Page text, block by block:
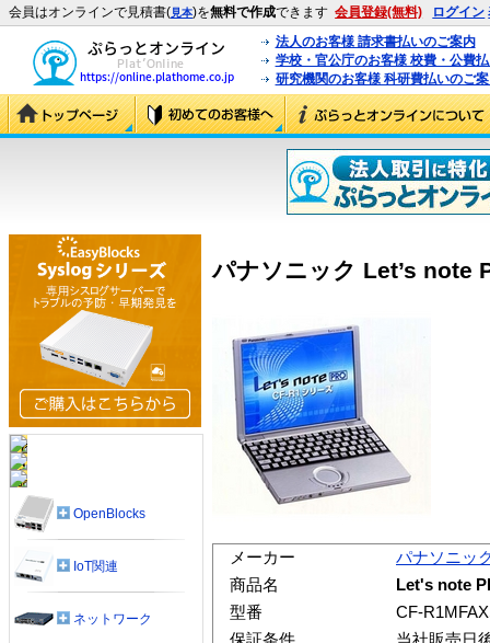
会員はオンラインで見積書(見本)を無料で作成できます 会員登録(無料) ログイン
法人のお客様 請求書払いのご案内
学校・官公庁のお客様 校費・公費
研究機関のお客様 科研費払いのご
パナソニック Let’s note
メーカー
パナソニッ
商品名
Let's note
型番
CF-
保証条件
当社販売日
OpenBlocks
IoT関連
ネットワーク